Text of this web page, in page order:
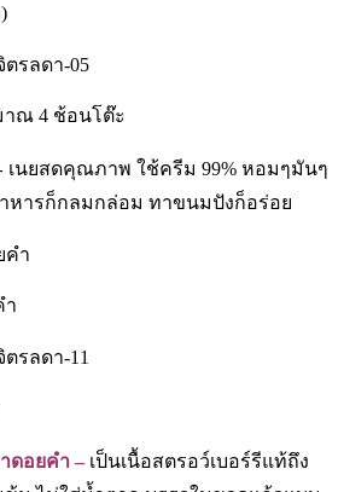
าณ 4 ช้อนโต๊ะ
เนยสดคุณภาพ ใช้ครีม 99% หอมๆมันๆ
หารก็กลมกล่อม ทาขนมปังก็อร่อย
ำ
ดอยคำ – เป็นเนื้อสตรอว์เบอร์รีแท้ถึง